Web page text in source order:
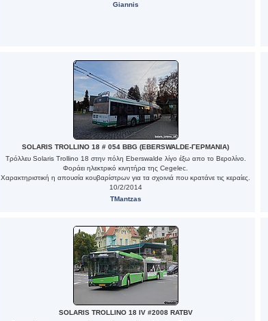
Giannis
SOLARIS TROLLINO 18 # 054 BBG (EBERSWALDE-ΓΕΡΜΑΝΙΑ)
Τρόλλευ Solaris Trollino 18 στην πόλη Eberswalde λίγο έξω απο το Βερολίνο.
Φοράει ηλεκτρικό κινητήρα της Cegelec.
Χαρακτηριστική η απουσία κουβαρίστρων για τα σχοινιά που κρατάνε τις κεραίες.
10/2/2014
TMantzas
SOLARIS TROLLINO 18 IV #2008 RATBV